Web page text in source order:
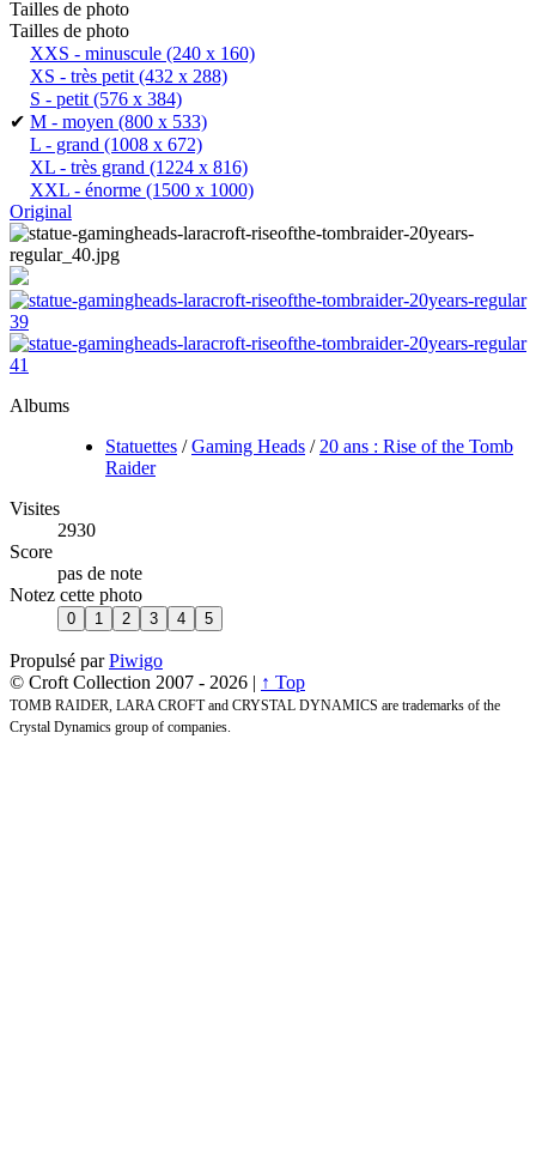
Tailles de photo
Tailles de photo
XXS - minuscule (240 x 160)
XS - très petit(432 x 288)
S - petit(576 x 384)
✔ M - moyen (800 x 533)
L - grand (1008 x 672)
XL - très grand (1224 x 816)
XXL - énorme (1500 x 1000)
Original
Albums
Statuettes /Gaming Heads /20 ans : Rise of the Tomb
Raider
Visites
2930
Score
pas de note
Notez cette photo
Propulsé parPiwigo
© Croft Collection 2007 - 2026 | ↑ Top
TOMB RAIDER, LARA CROFT and CRYSTAL DYNAMICS are trademarks of the
Crystal Dynamics group of companies.